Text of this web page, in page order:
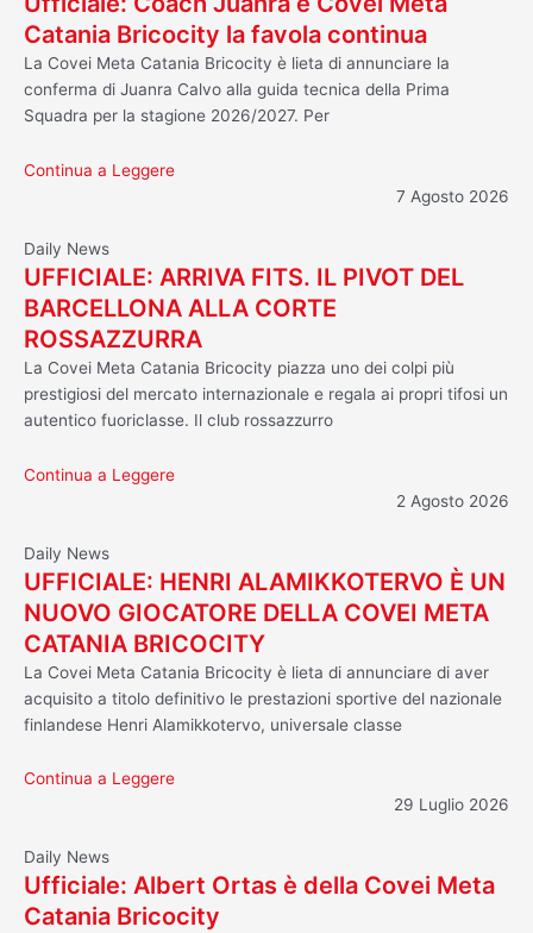
Catania Bricocity la favola continua
La Covei Meta Catania Bricocity è lieta di annunciare la
conferma di Juanra Calvo alla guida tecnica della Prima
Squadra per la stagione 2026/2027. Per
Continua a Leggere
7 Agosto 2026
Daily News
UFFICIALE: ARRIVA FITS. IL PIVOT DEL
BARCELLONA ALLA CORTE
ROSSAZZURRA
La Covei Meta Catania Bricocity piazza uno dei colpi più
prestigiosi del mercato internazionale e regala ai propri tifosi un
autentico fuoriclasse. Il club rossazzurro
Continua a Leggere
2 Agosto 2026
Daily News
UFFICIALE: HENRI ALAMIKKOTERVO È UN
NUOVO GIOCATORE DELLA COVEI META
CATANIA BRICOCITY
La Covei Meta Catania Bricocity è lieta di annunciare di aver
acquisito a titolo definitivo le prestazioni sportive del nazionale
finlandese Henri Alamikkotervo, universale classe
Continua a Leggere
29 Luglio 2026
Daily News
Ufficiale: Albert Ortas è della Covei Meta
Catania Bricocity